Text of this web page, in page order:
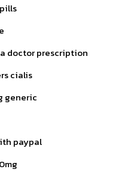
doctor prescription
cialis
generic
paypal